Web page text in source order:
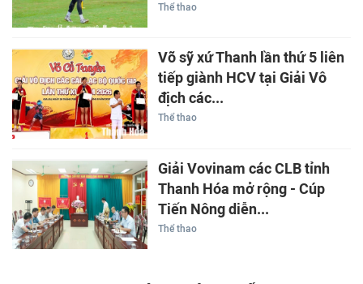
Thể thao
Võ sỹ xứ Thanh lần thứ 5 liên
tiếp giành HCV tại Giải Vô
địch các...
Thể thao
Giải Vovinam các CLB tỉnh
Thanh Hóa mở rộng - Cúp
Tiến Nông diễn...
Thể thao